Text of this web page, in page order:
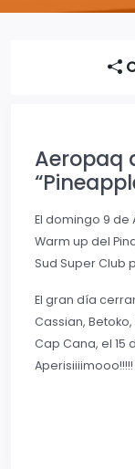
Aeropaq
El domingo 9 de
Warm up del
Sud Super Club
El gran día
Cassian,
Cap Cana, el 15
Aperisiiiimooo!!!!!